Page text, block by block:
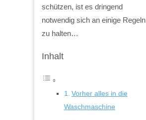
schützen, ist es dringend
notwendig sich an einige Regeln
zu halten…
Inhalt
Vorher alles in die
Waschmaschine